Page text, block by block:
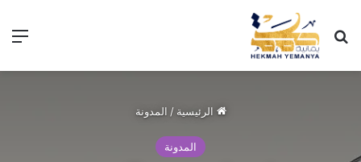
الرئيسية / المدونة
المدونة